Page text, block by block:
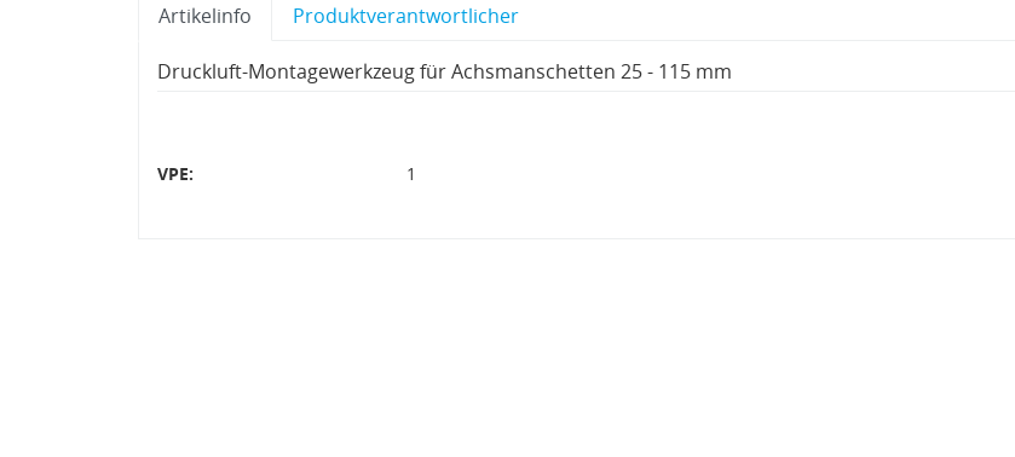
Artikelinfo Produktverantwortlicher
Druckluft-Montagewerkzeug für Achsmanschetten 25 - 115 mm
VPE: 1